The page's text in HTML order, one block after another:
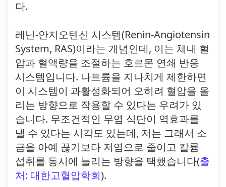
다.
레닌-안지오텐신 시스템(Renin-Angiotensin
System, RAS)이라는 개념인데, 이는 체내 혈
압과 혈액량을 조절하는 호르몬 연쇄 반응
시스템입니다. 나트륨을 지나치게 제한하면
이 시스템이 과활성화되어 오히려 혈압을 올
리는 방향으로 작용할 수 있다는 우려가 있
습니다. 무조건적인 무염 식단이 역효과를
낼 수 있다는 시각도 있는데, 저는 그래서 소
금을 아예 끊기보다 저염으로 줄이고 칼륨
섭취를 동시에 늘리는 방향을 택했습니다(출
처: 대한고혈압학회).